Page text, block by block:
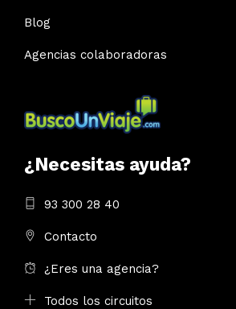
Blog
Agencias colaboradoras
¿Necesitas ayuda?
93 300 28 40
Contacto
¿Eres una agencia?
Todos los circuitos